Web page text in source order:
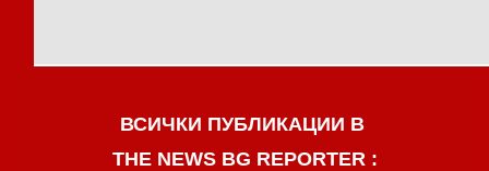
ВСИЧКИ ПУБЛИКАЦИИ В
THE NEWS BG REPORTER :